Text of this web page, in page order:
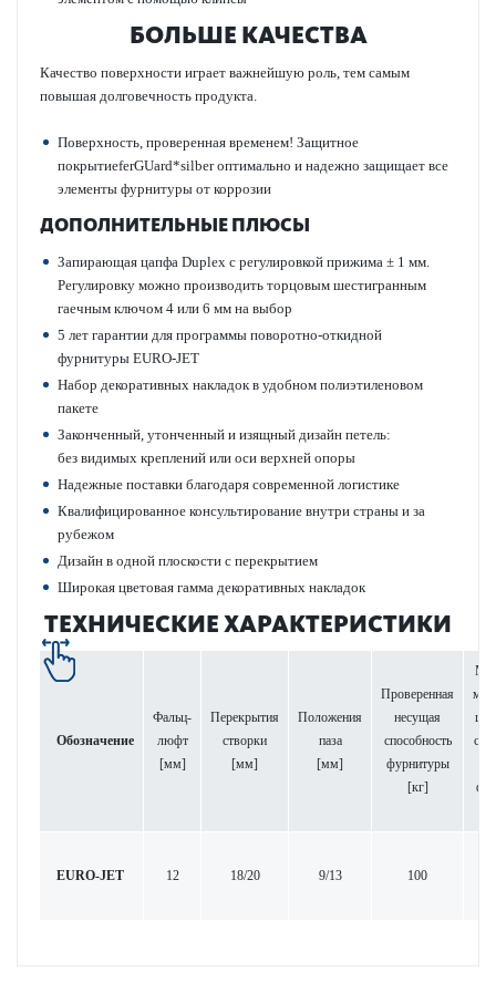
БОЛЬШЕ КАЧЕСТВА
Качество поверхности играет важнейшую роль, тем самым
повышая долговечность продукта.
Поверхность, проверенная временем! Защитное
покрытиеferGUard*silber оптимально и надежно защищает все
элементы фурнитуры от коррозии
ДОПОЛНИТЕЛЬНЫЕ ПЛЮСЫ
Запирающая цапфа Duplex с регулировкой прижима ± 1 мм.
Регулировку можно производить торцовым шестигранным
гаечным ключом 4 или 6 мм на выбор
5 лет гарантии для программы поворотно-откидной
фурнитуры EURO-JET
Набор декоративных накладок в удобном полиэтиленовом
пакете
Законченный, утонченный и изящный дизайн петель:
без видимых креплений или оси верхней опоры
Надежные поставки благодаря современной логистике
Квалифицированное консультирование внутри страны и за
рубежом
Дизайн в одной плоскости с перекрытием
Широкая цветовая гамма декоративных накладок
ТЕХНИЧЕСКИЕ ХАРАКТЕРИСТИКИ
Обозначение
Фальц­
люфт
[мм]
Перекрытия
створки
[мм]
Положения
паза
[мм]
Проверенная
несущая
способность
фурнитуры
[кг]
EURO-JET 12 18/20 9/13 100